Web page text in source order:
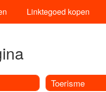
Linktegoed kopen
Toerisme